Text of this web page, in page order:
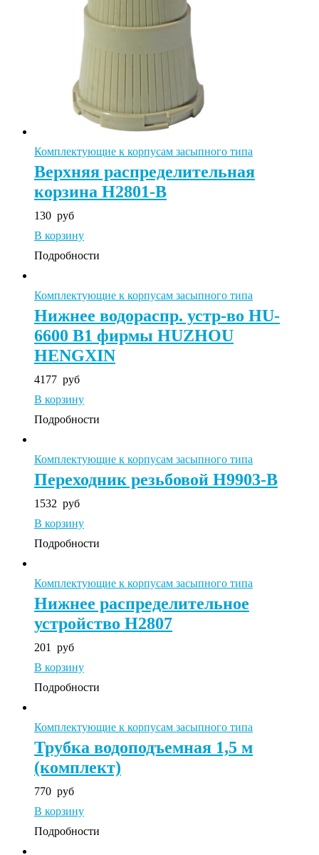
Комплектующие к корпусам засыпного типа
Верхняя распределительная
корзина H2801-B
130 руб
В корзину
Подробности
Комплектующие к корпусам засыпного типа
Нижнее водораспр. устр-во HU-
6600 B1 фирмы HUZHOU
HENGXIN
4177 руб
В корзину
Подробности
Комплектующие к корпусам засыпного типа
Переходник резьбовой H9903-B
1532 руб
В корзину
Подробности
Комплектующие к корпусам засыпного типа
Нижнее распределительное
устройство H2807
201
руб
В корзину
Подробности
Комплектующие к корпусам засыпного типа
Трубка водоподъемная 1,5 м
(комплект)
770 руб
В корзину
Подробности